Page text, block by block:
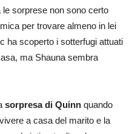
sorprese non sono certo
per trovare almeno in lei
ha scoperto i sotterfugi attuati
ma Shauna sembra
sorpresa di Quinn quando
a casa del marito e la